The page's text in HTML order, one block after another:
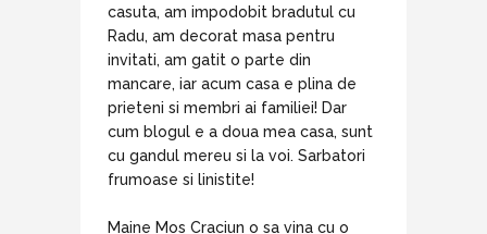
casuta, am impodobit bradutul cu
Radu, am decorat masa pentru
invitati, am gatit o parte din
mancare, iar acum casa e plina de
prieteni si membri ai familiei! Dar
cum blogul e a doua mea casa, sunt
cu gandul mereu si la voi. Sarbatori
frumoase si linistite!
Maine Mos Craciun o sa vina cu o